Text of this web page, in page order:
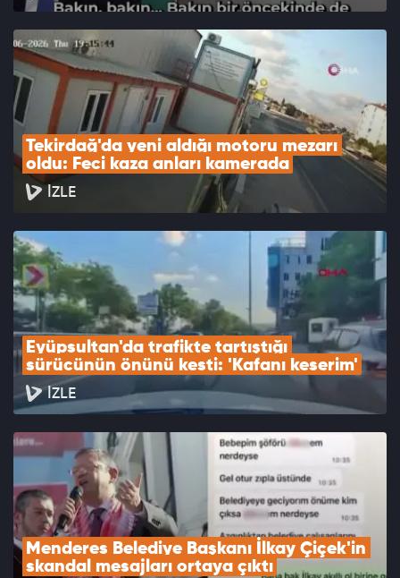
Tekirdağ'da yeni aldığı motoru mezarı
oldu: Feci kaza anları kamerada
İZLE
Eyüpsultan'da trafikte tartıştığı
sürücünün önünü kesti: 'Kafanı keserim'
İZLE
Menderes Belediye Başkanı İlkay Çiçek'in
skandal mesajları ortaya çıktı